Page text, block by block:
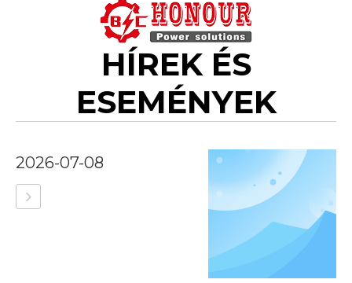
HÍREK ÉS
ESEMÉNYEK
2026-07-08